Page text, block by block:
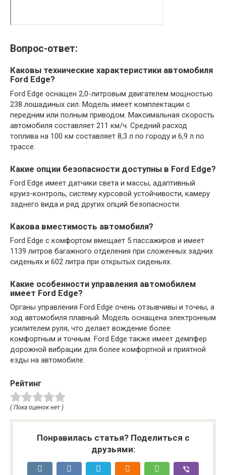
Вопрос-ответ:
Каковы технические характеристики автомобиля
Ford Edge?
Ford Edge оснащен 2,0-литровым двигателем мощностью
238 лошадиных сил. Модель имеет комплектации с
передним или полным приводом. Максимальная скорость
автомобиля составляет 211 км/ч. Средний расход
топлива на 100 км составляет 8,3 л по городу и 6,9 л по
трассе.
Какие опции безопасности доступны в Ford Edge?
Ford Edge имеет датчики света и массы, адаптивный
круиз-контроль, систему курсовой устойчивости, камеру
заднего вида и ряд других опций безопасности.
Какова вместимость автомобиля?
Ford Edge с комфортом вмещает 5 пассажиров и имеет
1139 литров багажного отделения при сложенных задних
сиденьях и 602 литра при открытых сиденьях.
Какие особенности управления автомобилем
имеет Ford Edge?
Органы управления Ford Edge очень отзывчивы и точны, а
ход автомобиля плавный. Модель оснащена электронным
усилителем руля, что делает вождение более
комфортным и точным. Ford Edge также имеет демпфер
дорожной вибрации для более комфортной и приятной
езды на автомобиле.
Рейтинг
( Пока оценок нет )
Понравилась статья? Поделиться с
друзьями: